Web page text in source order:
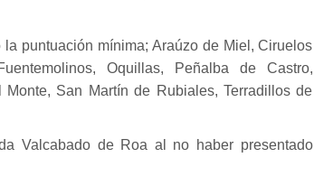
puntuación mínima; Araúzo de Miel, Ciruelos
Oquillas, Peñalba de Castro,
San Martín de Rubiales, Terradillos de
Valcabado de Roa al no haber presentado